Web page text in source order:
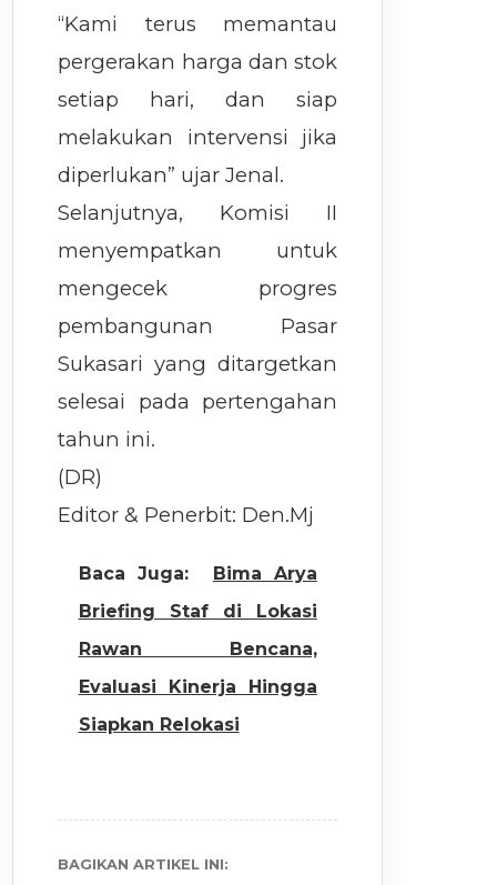
“Kami terus memantau
pergerakan harga dan stok
setiap hari, dan siap
melakukan intervensi jika
diperlukan” ujar Jenal.
Selanjutnya, Komisi II
menyempatkan untuk
mengecek progres
pembangunan Pasar
Sukasari yang ditargetkan
selesai pada pertengahan
tahun ini.
(DR)
Editor & Penerbit: Den.Mj
Baca Juga:
Bima Arya
Briefing Staf di Lokasi
Rawan Bencana,
Evaluasi Kinerja Hingga
Siapkan Relokasi
BAGIKAN ARTIKEL INI: